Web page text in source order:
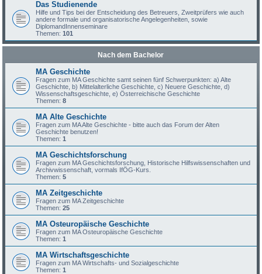
Das Studienende
Hilfe und Tips bei der Entscheidung des Betreuers, Zweitprüfers wie auch
andere formale und organisatorische Angelegenheiten, sowie
DiplomandInnenseminare
Themen:101
Nach dem Bachelor
MA Geschichte
Fragen zum MA Geschichte samt seinen fünf Schwerpunkten: a) Alte
Geschichte, b) Mittelalterliche Geschichte, c) Neuere Geschichte, d)
Wissenschaftsgeschichte, e) Österreichische Geschichte
Themen:8
MA Alte Geschichte
Fragen zum MA Alte Geschichte - bitte auch das Forum der Alten
Geschichte benutzen!
Themen:1
MA Geschichtsforschung
Fragen zum MA Geschichtsforschung, Historische Hilfswissenschaften und
Archivwissenschaft, vormals IfÖG-Kurs.
Themen:5
MA Zeitgeschichte
Fragen zum MA Zeitgeschichte
Themen:25
MA Osteuropäische Geschichte
Fragen zum MA Osteuropäische Geschichte
Themen:1
MA Wirtschaftsgeschichte
Fragen zum MA Wirtschafts- und Sozialgeschichte
Themen:1